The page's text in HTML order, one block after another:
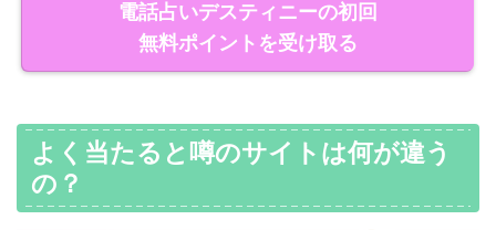
電話占いデスティニーの初回
無料ポイントを受け取る
よく当たると噂のサイトは何が違う
の？